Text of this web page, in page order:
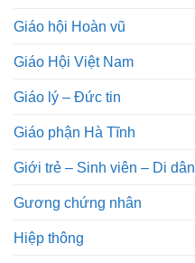
Giáo hội Hoàn vũ
Giáo Hội Việt Nam
Giáo lý – Đức tin
Giáo phận Hà Tĩnh
Giới trẻ – Sinh viên – Di dân
Gương chứng nhân
Hiệp thông